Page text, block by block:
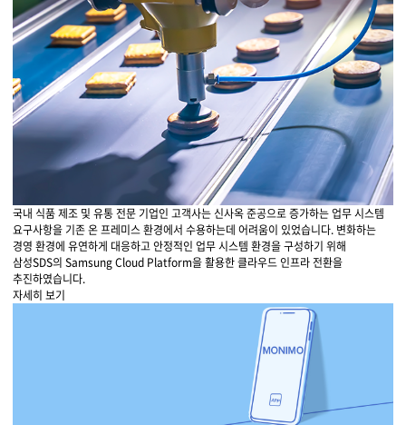
국내 식품 제조 및 유통 전문 기업인 고객사는 신사옥 준공으로 증가하는 업무 시스템
요구사항을 기존 온 프레미스 환경에서 수용하는데 어려움이 있었습니다. 변화하는
경영 환경에 유연하게 대응하고 안정적인 업무 시스템 환경을 구성하기 위해
삼성SDS의 Samsung Cloud Platform을 활용한 클라우드 인프라 전환을
추진하였습니다.
자세히 보기